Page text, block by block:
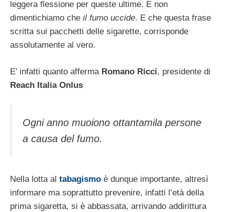
leggera flessione per queste ultime. E non
dimentichiamo che il fumo uccide. E che questa frase
scritta sui pacchetti delle sigarette, corrisponde
assolutamente al vero.
E’ infatti quanto afferma Romano Ricci, presidente di
Reach Italia Onlus
Ogni anno muoiono ottantamila persone
a causa del fumo.
Nella lotta al tabagismo è dunque importante, altresì
informare ma soprattutto prevenire, infatti l’età della
prima sigaretta, si è abbassata, arrivando addirittura